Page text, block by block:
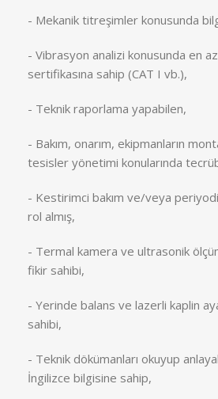
- Mekanik titreşimler konusunda
- Vibrasyon analizi konusunda en
sertifikasına sahip (CAT I vb.),
- Teknik raporlama yapabilen,
- Bakım, onarım, ekipmanların
tesisler yönetimi konularında
- Kestirimci bakım ve/veya
rol almış,
- Termal kamera ve ultrasonik
fikir sahibi,
- Yerinde balans ve lazerli kaplin
sahibi,
- Teknik dökümanları okuyup
İngilizce bilgisine sahip,